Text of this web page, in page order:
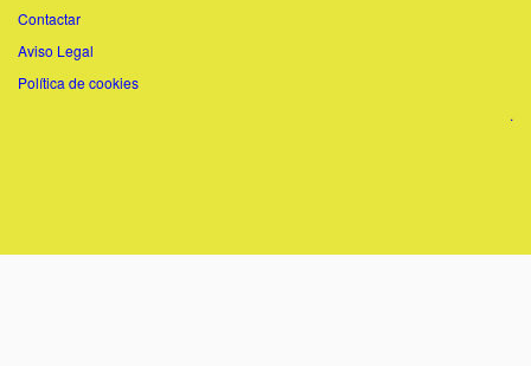
Contactar
Aviso Legal
Política de cookies
.